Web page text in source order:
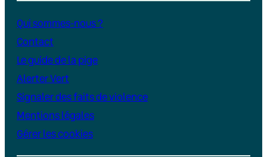
Qui sommes-nous ?
Contact
Le guide de la pige
Alerter Vert
Signaler des faits de violence
Mentions légales
Gérer les cookies